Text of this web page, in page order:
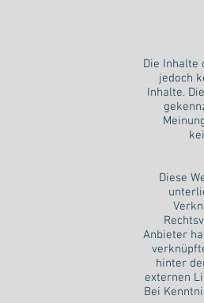
Die
jedoch
Inhalte.
Diese
Anbieter
hinter
externen
Bei